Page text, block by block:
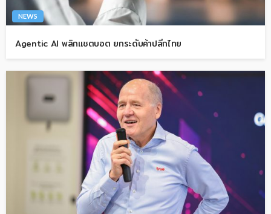
NEWS
Agentic AI พลิกแชตบอต ยกระดับค้าปลีกไทย